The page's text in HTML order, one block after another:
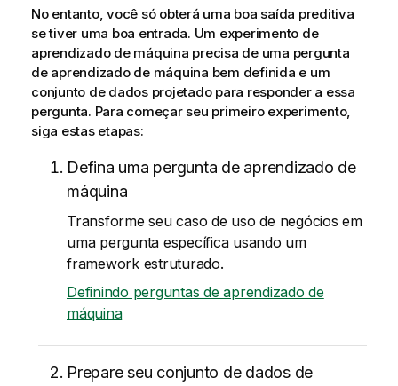
No entanto, você só obterá uma boa saída preditiva
se tiver uma boa entrada. Um experimento de
aprendizado de máquina precisa de uma pergunta
de aprendizado de máquina bem definida e um
conjunto de dados projetado para responder a essa
pergunta. Para começar seu primeiro experimento,
siga estas etapas:
Defina uma pergunta de aprendizado de
máquina
Transforme seu caso de uso de negócios em
uma pergunta específica usando um
framework estruturado.
Definindo perguntas de aprendizado de
máquina
Prepare seu conjunto de dados de